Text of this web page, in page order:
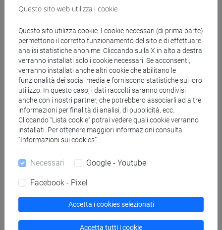
[FI24] LINGUE E CULTURE STRANIERE NEGLI
(GIAPPONESE) - AJ24 - Formazione iniziale
insegnanti
fi 60 cfu/fi 30 cfu allegato 2
[FI25] LINGUE E CULTURE STRANIERE NEGLI
ISTITUTI DI ISTRUZIONE DI II GRADO
(PORTOGHESE) - AN24 - Formazione iniziale
insegnanti
fi 60 cfu/fi 30 cfu allegato 2
[FI26] LINGUA E CULTURA STRANIERA
(EBRAICO) - AK24 - Formazione iniziale
fi 60 cfu / fi 30 cfu allegato 2
[FI27] LINGUA E CULTURA STRANIERA
insegnanti
fi 60 cfu/fi 30 cfu allegato 2
[FI28] LINGUE E CULTURE STRANIERE NEGLI
Questo sito web utilizza i cookie
Questo sito utilizza cookie. I cookie necessari (di prima parte)
permettono il corretto funzionamento del sito e di effettuare
analisi statistiche anonime. Cliccando sulla X in alto a destra
verranno installati solo i cookie necessari. Se acconsenti,
verranno installati anche altri cookie che abilitano le
funzionalità dei social media e forniscono statistiche sul loro
utilizzo. In questo caso, i dati raccolti saranno condivisi
anche con i nostri partner, che potrebbero associarli ad altre
informazioni per finalità di analisi, di pubblicità, ecc.
Cliccando “Lista cookie” potrai vedere quali cookie verranno
installati. Per ottenere maggiori informazioni consulta
“Informazioni sui cookies”.
Necessari Google - Youtube
Facebook - Pixel
Accetta i cookies selezionati
Accetta tutti i cookie